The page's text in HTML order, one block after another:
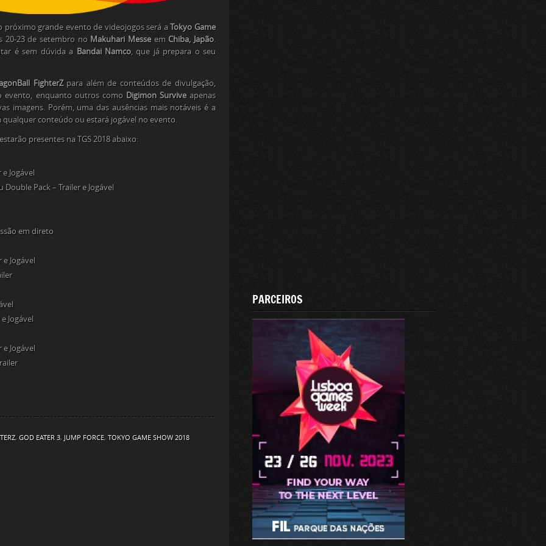
próximo grande evento de videojogos será aTokyo Game
20-23 de setembro no Makuhari Messeem Chiba, Japão.
é sem dúvida a
Bandai Namco, que já prepara o seu
FighterZpara além de conteúdos de divulgação,
evento, enquanto outros como Digimon Surviveapenas
imagens. Porém, uma das ausências mais notáveis é a
qualquer conteúdo ou estará jogável no evento.
presentes na TGS 2018 abaixo:
Jogável
Pack – Trailer e Jogável
em direto
e Jogável
Jogável
e Jogável
, GOD EATER 3, JUMP FORCE, TOKYO GAME SHOW 2018
PARCEIROS